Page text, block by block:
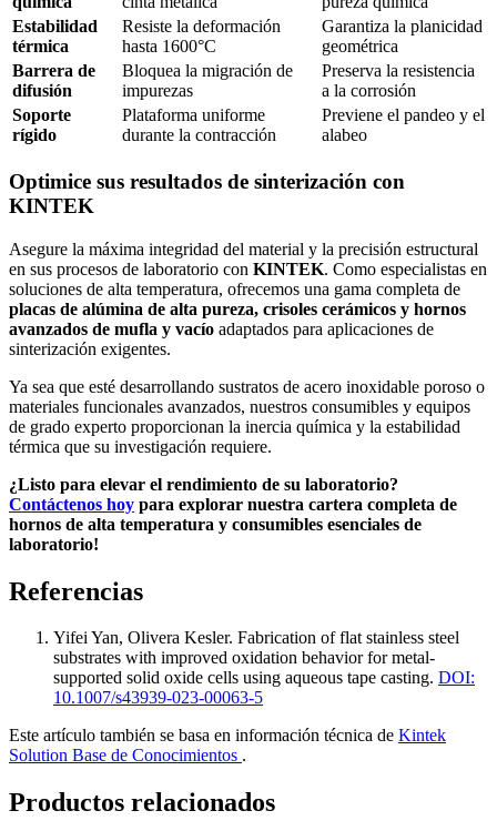
Estabilidad
térmica
Resiste la deformación
hasta 1600°C
Garantiza la planicidad
geométrica
Barrera de
difusión
Bloquea la migración de
impurezas
Preserva la resistencia
a la corrosión
Soporte
rígido
Plataforma uniforme
durante la contracción
Previene el pandeo y el
alabeo
Optimice sus resultados de sinterización con
KINTEK
Asegure la máxima integridad del material y la precisión estructural
en sus procesos de laboratorio con KINTEK. Como especialistas en
soluciones de alta temperatura, ofrecemos una gama completa de
placas de alúmina de alta pureza, crisoles cerámicos y hornos
avanzados de mufla y vacío adaptados para aplicaciones de
sinterización exigentes.
Ya sea que esté desarrollando sustratos de acero inoxidable poroso o
materiales funcionales avanzados, nuestros consumibles y equipos
de grado experto proporcionan la inercia química y la estabilidad
térmica que su investigación requiere.
¿Listo para elevar el rendimiento de su laboratorio?
Contáctenos hoy para explorar nuestra cartera completa de
hornos de alta temperatura y consumibles esenciales de
laboratorio!
Referencias
Yifei Yan, Olivera Kesler. Fabrication of flat stainless steel
substrates with improved oxidation behavior for metal-
supported solid oxide cells using aqueous tape casting. DOI:
10.1007/s43939-023-00063-5
Este artículo también se basa en información técnica de Kintek
Solution Base de Conocimientos .
Productos relacionados